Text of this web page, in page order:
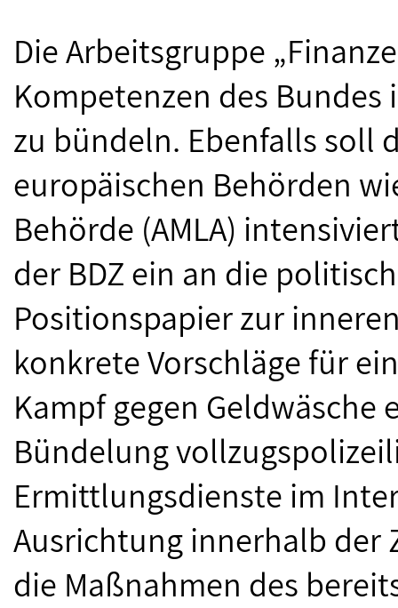
Die Arbeitsgruppe
Kompetenzen des
zu bündeln. Ebenfalls soll
europäischen Behörden
Behörde (AMLA)
der BDZ ein an die
Positionspapier zur
konkrete Vorschläge für
Kampf gegen
Bündelung
Ermittlungsdienste im
Ausrichtung innerhalb der
die Maßnahmen des